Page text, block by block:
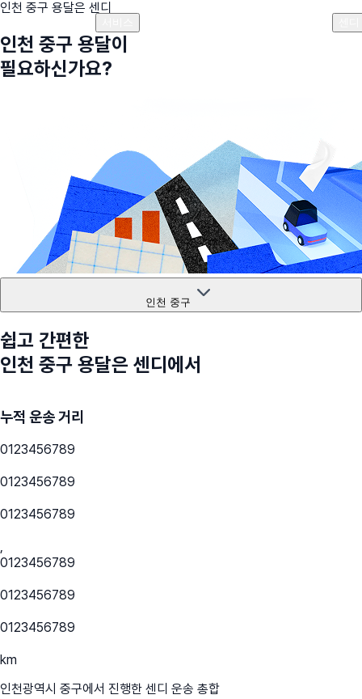
인천 중구 용달은 센디
인천 중구 용달이
필요하신가요?
인천 중구
쉽고 간편한
인천 중구 용달은 센디에서
누적 운송 거리
0123456789
0123456789
0123456789
,
0123456789
0123456789
0123456789
km
인천광역시 중구에서 진행한 센디 운송 총합